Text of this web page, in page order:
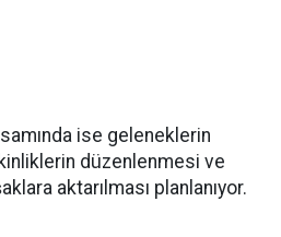
ise geleneklerin
düzenlenmesi ve
aktarılması planlanıyor.